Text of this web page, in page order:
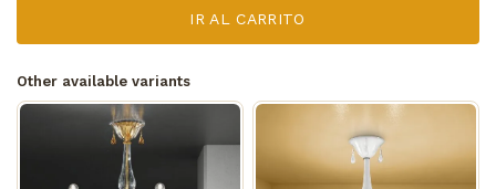
IR AL CARRITO
Other available variants